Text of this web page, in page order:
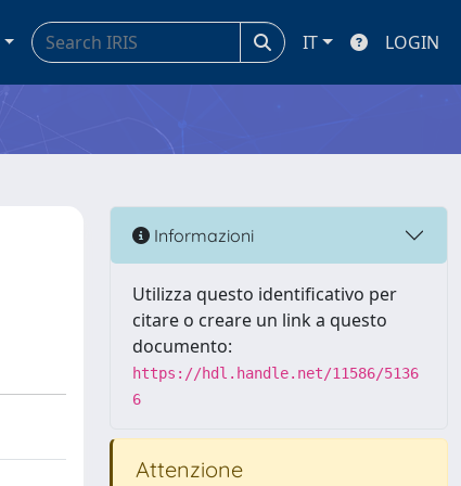
IT LOGIN
Informazioni
Utilizza questo identificativo per
citare o creare un link a questo
documento:
https://hdl.handle.net/11586/5136
6
Attenzione